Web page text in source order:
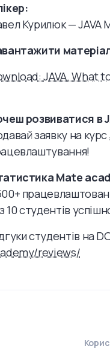
Курилюк — JAVA
JAVA. What
розвиватися в
заявку на курс
Mate
10 студентів
студентів на
reviews/